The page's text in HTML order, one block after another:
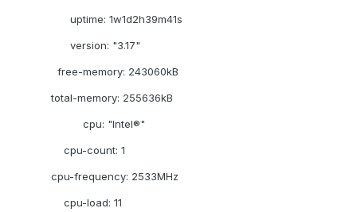
uptime: 1w1d2h39m41s
version: "3.17"
free-memory: 243060kB
total-memory: 255636kB
cpu: "Intel®"
cpu-count: 1
cpu-frequency: 2533MHz
cpu-load: 11